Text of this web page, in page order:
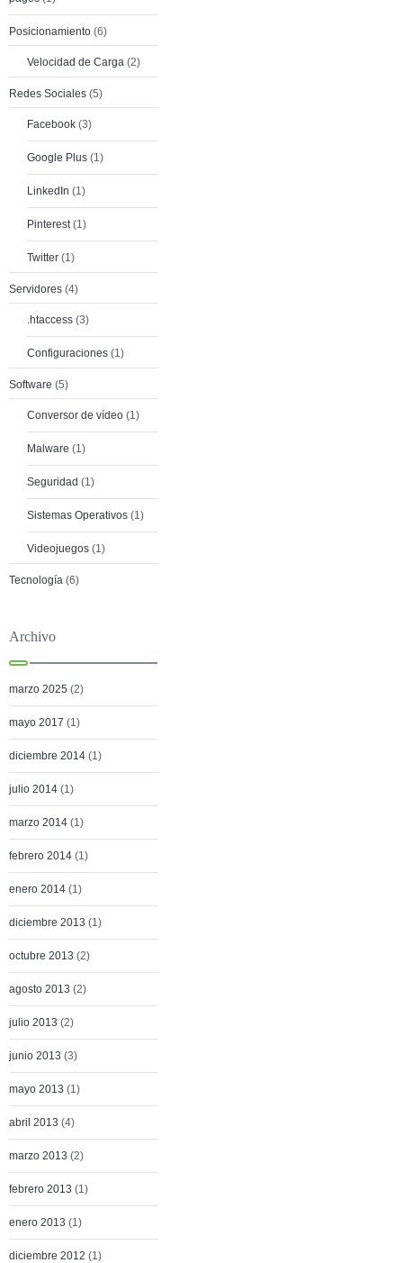
Posicionamiento (6)
Velocidad de Carga (2)
Redes Sociales (5)
Facebook (3)
Google Plus (1)
LinkedIn (1)
Pinterest(1)
Twitter (1)
Servidores (4)
.htaccess (3)
Configuraciones (1)
Software (5)
Conversor de vídeo (1)
Malware (1)
Seguridad (1)
Sistemas Operativos (1)
Videojuegos (1)
Tecnología (6)
Archivo
marzo 2025 (2)
mayo 2017 (1)
diciembre 2014 (1)
julio 2014 (1)
marzo 2014 (1)
febrero 2014 (1)
enero 2014 (1)
diciembre 2013 (1)
octubre 2013 (2)
agosto 2013 (2)
julio 2013 (2)
junio 2013 (3)
mayo 2013 (1)
abril 2013 (4)
marzo 2013 (2)
febrero 2013 (1)
enero 2013 (1)
diciembre 2012 (1)